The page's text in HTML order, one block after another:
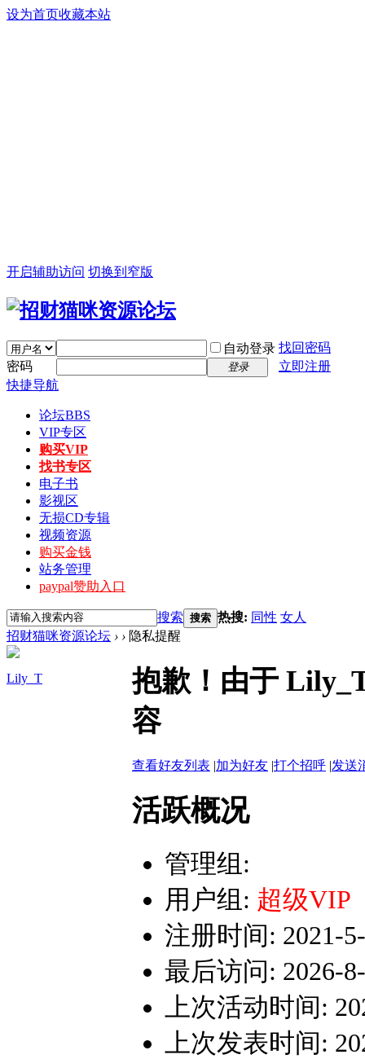
设为首页收藏本站
开启辅助访问 切换到窄版
自动登录 找回密码
密码
登录
立即注册
快捷导航
论坛BBS
VIP专区
购买VIP
找书专区
电子书
影视区
无损CD专辑
视频资源
购买金钱
站务管理
paypal赞助入口
搜索 搜索 热搜: 同性 女人
招财猫咪资源论坛 › › 隐私提醒
Lily_T
抱歉！由于
容
查看好友列表 |加为好友 |打个招呼 |发送
活跃概况
管理组:
用户组: 超级VIP
注册时间: 2021-
最后访问: 2026-
上次活动时间:
上次发表时间: